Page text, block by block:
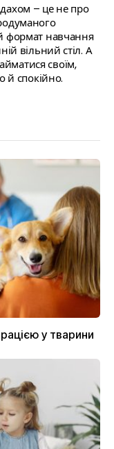
– це не про
формат навчання
вільний стіл. А
своїм,
й спокійно.
у тварини